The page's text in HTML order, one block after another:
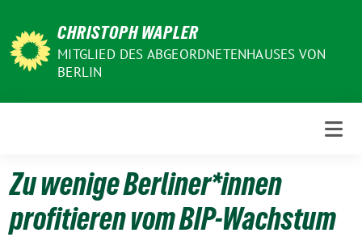
zum
Inhalt
CHRISTOPH WAPLER
MITGLIED DES ABGEORDNETENHAUSES VON
BERLIN
Zu wenige Berliner*innen
profitieren vom BIP-Wachstum